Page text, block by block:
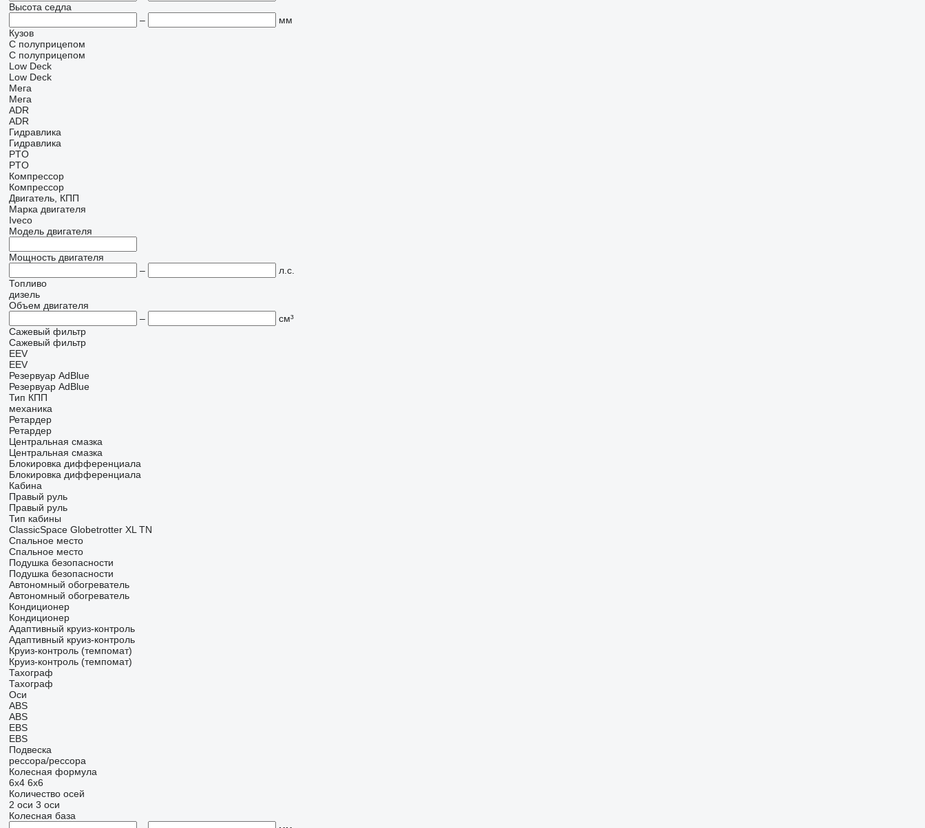
Высота седла
–
мм
Кузов
С полуприцепом
С полуприцепом
Low Deck
Low Deck
Мега
Мега
ADR
ADR
Гидравлика
Гидравлика
PTO
PTO
Компрессор
Компрессор
Двигатель, КПП
Марка двигателя
Iveco
Модель двигателя
Мощность двигателя
–
л.с.
Топливо
дизель
Объем двигателя
–
см³
Сажевый фильтр
Сажевый фильтр
EEV
EEV
Резервуар AdBlue
Резервуар AdBlue
Тип КПП
механика
Ретардер
Ретардер
Центральная смазка
Центральная смазка
Блокировка дифференциала
Блокировка дифференциала
Кабина
Правый руль
Правый руль
Тип кабины
ClassicSpace Globetrotter XL TN
Спальное место
Спальное место
Подушка безопасности
Подушка безопасности
Автономный обогреватель
Автономный обогреватель
Кондиционер
Кондиционер
Адаптивный круиз-контроль
Адаптивный круиз-контроль
Круиз-контроль (темпомат)
Круиз-контроль (темпомат)
Тахограф
Тахограф
Оси
ABS
ABS
EBS
EBS
Подвеска
рессора/рессора
Колесная формула
6x4 6x6
Количество осей
2 оси 3 оси
Колесная база